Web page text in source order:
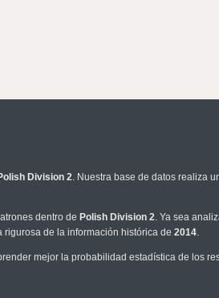
Division 2. Nuestra base de datos realiza
dentro de Polish Division 2. Ya sea
de la información histórica de 2014.
mejor la probabilidad estadística de los